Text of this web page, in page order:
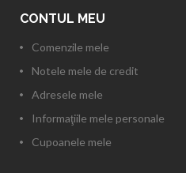
CONTUL MEU
Comenzile mele
Notele mele de credit
Adresele mele
Informaţiile mele personale
Cupoanele mele